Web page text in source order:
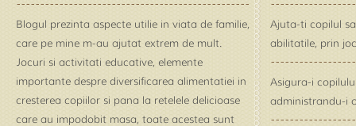
Blogul prezinta aspecte utilie in viata de familie,
care pe mine m-au ajutat extrem de mult.
Jocuri si activitati educative, elemente
importante despre diversificarea alimentatiei in
cresterea copiilor si pana la retelele delicioase
care au impodobit masa, toate acestea sunt
Ajuta-ti copilul
abilitatile, prin
Asigura-i
administrandu-i